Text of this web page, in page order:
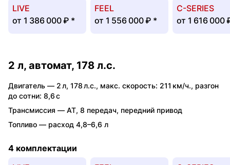
LIVE
от 1 386 000 ₽ *
FEEL
от 1 556 000 ₽ *
C-SERIES
от 1 616 000
2 л, автомат, 178 л.с.
Двигатель — 2 л, 178 л.с., макс. скорость: 211 км/ч., разгон
до сотни: 8,6 с
Трансмиссия — AT, 8 передач, передний привод
Топливо — расход 4,8–6,6 л
4 комплектации